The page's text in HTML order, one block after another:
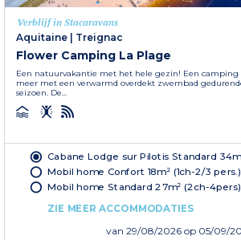
Verblijf in Stacaravans
Aquitaine | Treignac
Flower Camping La Plage
Een natuurvakantie met het hele gezin! Een camping
meer met een verwarmd overdekt zwembad
seizoen. De...
Cabane Lodge sur Pilotis Standard
Mobil home Confort 18m² (1ch-2/3 pers.)
Mobil home Standard 27m² (2ch-4pers)
ZIE MEER ACCOMMODATIES
van 29/08/2026 op 05/09/